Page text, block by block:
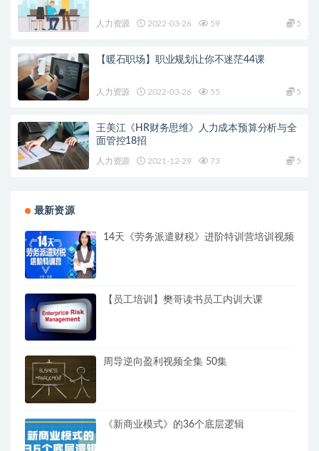
人力资源 2022-03-26 59 5
【暖石职场】职业规划让你不迷茫44课
人力资源 2022-03-26 55 5
王美江《HR财务思维》人力成本预算分析与全
面管控18招
人力资源 2021-12-29 73 5
最新资源
14天《劳务派遣财税》进阶特训营培训视频
【员工培训】樊哥读书员工内训大课
周导逆向盈利视频全集 50集
《新商业模式》的36个底层逻辑